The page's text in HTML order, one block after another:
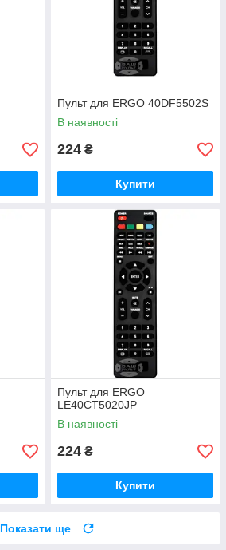
Пульт для ERGO 40DF5502S
В наявності
224 ₴
Купити
Пульт для ERGO
LE40CT5020JP
В наявності
224 ₴
Купити
Показати ще